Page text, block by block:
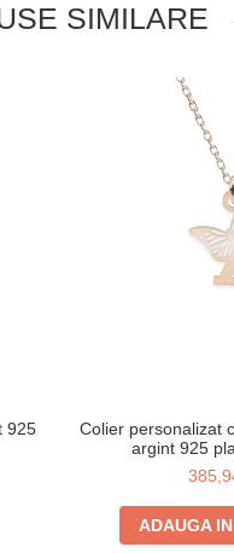
SIMILARE
925
Colier personalizat
argint 925
ADAUGA